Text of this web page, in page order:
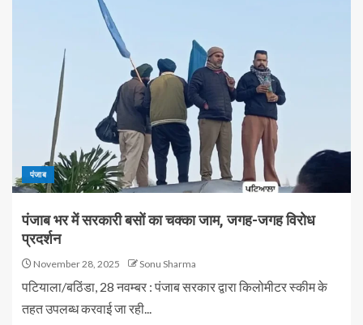
पंजाब
पंजाब भर में सरकारी बसों का चक्का जाम, जगह-जगह विरोध
प्रदर्शन
November 28, 2025 Sonu Sharma
पटियाला/बठिंडा, 28 नवम्बर : पंजाब सरकार द्वारा किलोमीटर स्कीम के
तहत उपलब्ध करवाई जा रही...